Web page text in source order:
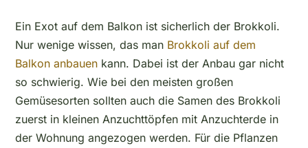
Ein Exot auf dem Balkon ist sicherlich der Brokkoli.
Nur wenige wissen, das man Brokkoli auf dem
Balkon anbauen kann. Dabei ist der Anbau gar nicht
so schwierig. Wie bei den meisten großen
Gemüsesorten sollten auch die Samen des Brokkoli
zuerst in kleinen Anzuchttöpfen mit Anzuchterde in
der Wohnung angezogen werden. Für die Pflanzen